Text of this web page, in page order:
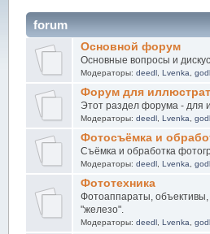
forum
Основной форум
Основные вопросы и
Модераторы: deedl, Lvenka
Форум для
Этот раздел форума - для
Модераторы: deedl, Lvenka
Фотосъёмка и
Съёмка и обработка
Модераторы: deedl, Lvenka
Фототехника
Фотоаппараты,
"железо".
Модераторы: deedl, Lvenka